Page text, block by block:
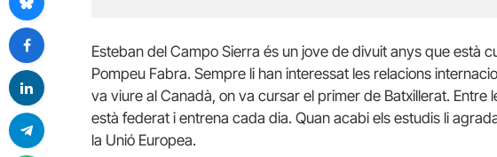
Esteban del Campo Sierra és un jove de divuit anys que està
Pompeu Fabra. Sempre li han interessat les relacions
va viure al Canadà, on va cursar el primer de Batxillerat. Entre
està federat i entrena cada dia. Quan acabi els estudis li
la Unió Europea.